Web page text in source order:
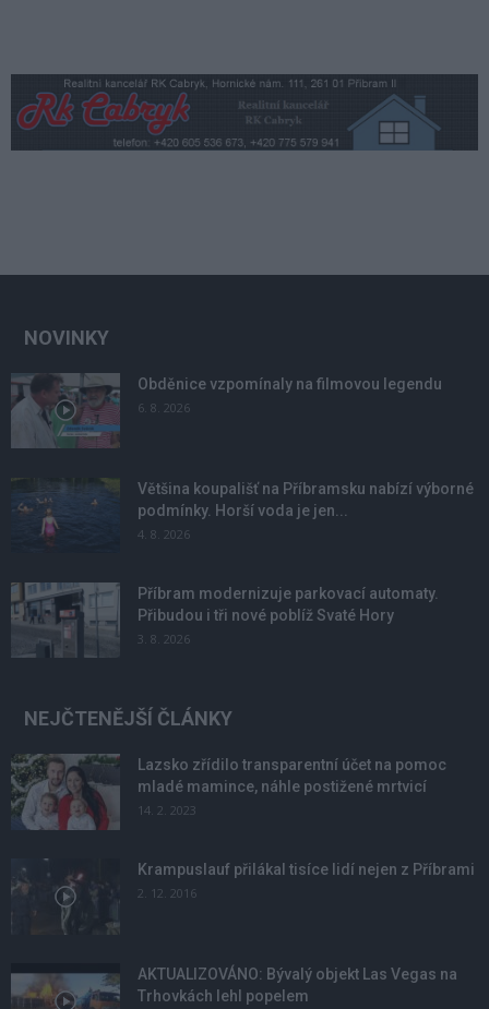
NOVINKY
Obděnice vzpomínaly na filmovou legendu
6. 8. 2026
Většina koupališť na Příbramsku nabízí výborné
podmínky. Horší voda je jen...
4. 8. 2026
Příbram modernizuje parkovací automaty.
Přibudou i tři nové poblíž Svaté Hory
3. 8. 2026
NEJČTENĚJŠÍ ČLÁNKY
Lazsko zřídilo transparentní účet na pomoc
mladé mamince, náhle postižené mrtvicí
14. 2. 2023
Krampuslauf přilákal tisíce lidí nejen z Příbrami
2. 12. 2016
AKTUALIZOVÁNO: Bývalý objekt Las Vegas na
Trhovkách lehl popelem